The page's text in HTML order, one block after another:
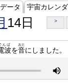
ータ 宇宙カレン
14日 >
波
んぱ
を音
おと
にしました。